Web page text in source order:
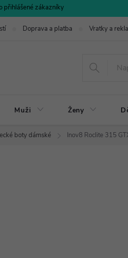
přihlášené zákazníky
Doprava a platba Vratky a
Muži Ženy
boty dámské Inov8 Roclite 315